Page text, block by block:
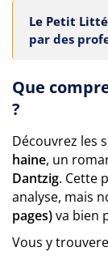
Le Petit
par des
Que
?
Découvrez les
haine, un
Dantzig. Cette
analyse, mais
pages)va bien
Vous y